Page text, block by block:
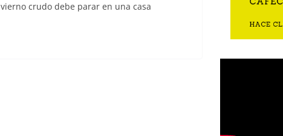
crudo debe parar en una casa